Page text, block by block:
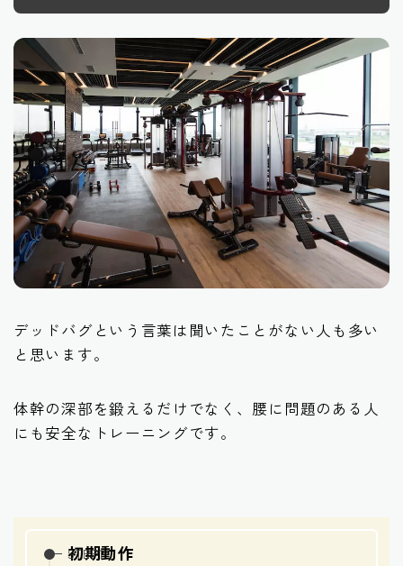
デッドバグという言葉は聞いたことがない人も多い
と思います。
体幹の深部を鍛えるだけでなく、腰に問題のある人
にも安全なトレーニングです。
初期動作